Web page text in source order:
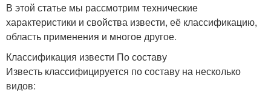
В этой статье мы рассмотрим технические
характеристики и свойства извести, её классификацию,
область применения и многое другое.
Классификация извести По составу
Известь классифицируется по составу на несколько
видов: